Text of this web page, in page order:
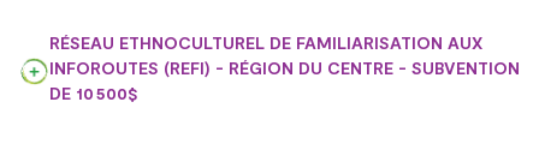
RÉSEAU ETHNOCULTUREL DE FAMILIARISATION AUX
INFOROUTES (REFI) - RÉGION DU CENTRE - SUBVENTION
DE 10 500$